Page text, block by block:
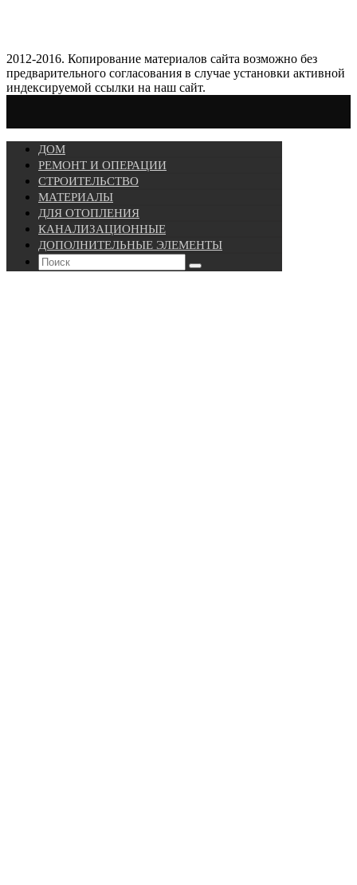
2012-2016. Копирование материалов сайта возможно без
предварительного согласования в случае установки активной
индексируемой ссылки на наш сайт.
ДОМ
РЕМОНТ И ОПЕРАЦИИ
СТРОИТЕЛЬСТВО
МАТЕРИАЛЫ
ДЛЯ ОТОПЛЕНИЯ
КАНАЛИЗАЦИОННЫЕ
ДОПОЛНИТЕЛЬНЫЕ ЭЛЕМЕНТЫ